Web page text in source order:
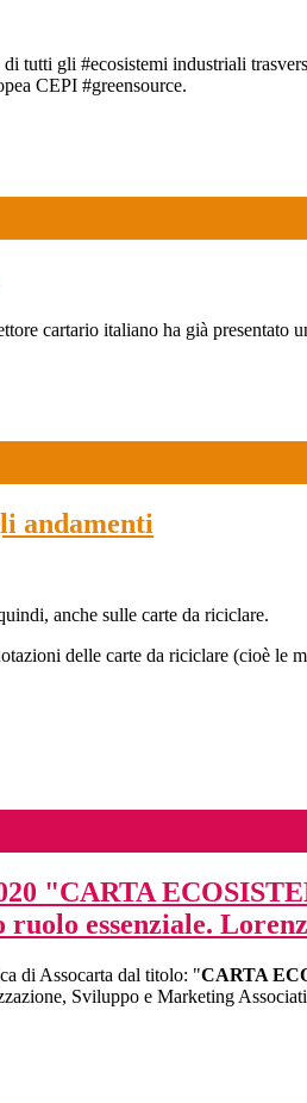
tutti gli #ecosistemi industriali
CEPI #greensource.
cartario italiano ha già presentato
andamenti
anche sulle carte da riciclare.
delle carte da riciclare (cioè
"CARTA
essenziale.
di Assocarta dal titolo: "CARTA
Sviluppo e Marketing